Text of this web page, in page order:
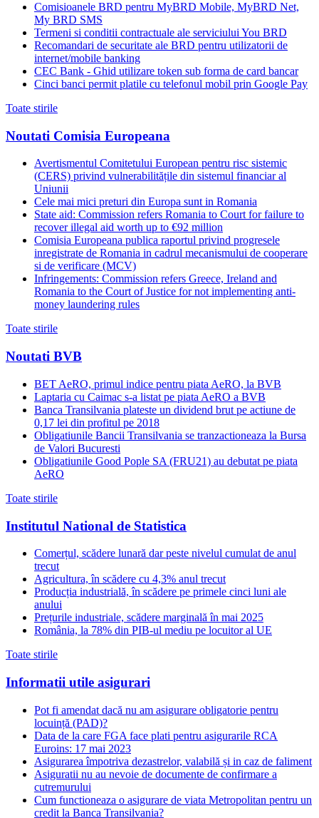
Comisioanele BRD pentru MyBRD Mobile, MyBRD Net,
My BRD SMS
Termeni si conditii contractuale ale serviciului You BRD
Recomandari de securitate ale BRD pentru utilizatorii de
internet/mobile banking
CEC Bank - Ghid utilizare token sub forma de card bancar
Cinci banci permit platile cu telefonul mobil prin Google Pay
Toate stirile
Noutati Comisia Europeana
Avertismentul Comitetului European pentru risc sistemic
(CERS) privind vulnerabilitățile din sistemul financiar al
Uniunii
Cele mai mici preturi din Europa sunt in Romania
State aid: Commission refers Romania to Court for failure to
recover illegal aid worth up to €92 million
Comisia Europeana publica raportul privind progresele
inregistrate de Romania in cadrul mecanismului de cooperare
si de verificare (MCV)
Infringements: Commission refers Greece, Ireland and
Romania to the Court of Justice for not implementing anti-
money laundering rules
Toate stirile
Noutati BVB
BET AeRO, primul indice pentru piata AeRO, la BVB
Laptaria cu Caimac s-a listat pe piata AeRO a BVB
Banca Transilvania plateste un dividend brut pe actiune de
0,17 lei din profitul pe 2018
Obligatiunile Bancii Transilvania se tranzactioneaza la Bursa
de Valori Bucuresti
Obligatiunile Good Pople SA (FRU21) au debutat pe piata
AeRO
Toate stirile
Institutul National de Statistica
Comerțul, scădere lunară dar peste nivelul cumulat de anul
trecut
Agricultura, în scădere cu 4,3% anul trecut
Producția industrială, în scădere pe primele cinci luni ale
anului
Prețurile industriale, scădere marginală în mai 2025
România, la 78% din PIB-ul mediu pe locuitor al UE
Toate stirile
Informatii utile asigurari
Pot fi amendat dacă nu am asigurare obligatorie pentru
locuință (PAD)?
Data de la care FGA face plati pentru asigurarile RCA
Euroins: 17 mai 2023
Asigurarea împotriva dezastrelor, valabilă și in caz de faliment
Asiguratii nu au nevoie de documente de confirmare a
cutremurului
Cum functioneaza o asigurare de viata Metropolitan pentru un
credit la Banca Transilvania?